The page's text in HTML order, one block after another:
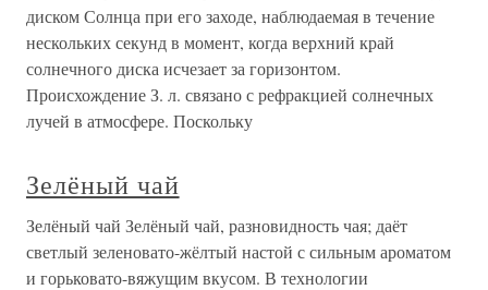
диском Солнца при его заходе, наблюдаемая в течение
нескольких секунд в момент, когда верхний край
солнечного диска исчезает за горизонтом.
Происхождение З. л. связано с рефракцией солнечных
лучей в атмосфере. Поскольку
Зелёный чай
Зелёный чай Зелёный чай, разновидность чая; даёт
светлый зеленовато-жёлтый настой с сильным ароматом
и горьковато-вяжущим вкусом. В технологии